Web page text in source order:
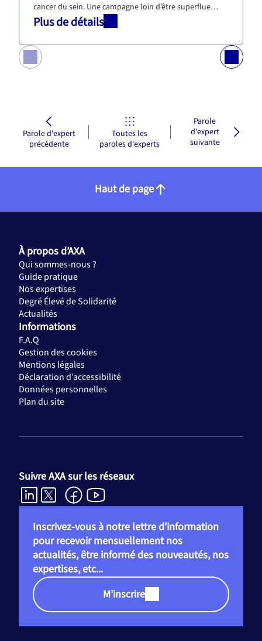
cancer du sein. Une campagne loin d’être superflue…
Plus de détails
Parole d'expert
précédente
Toutes les
paroles d'experts
Parole
d'expert
suivante
Haut de page
À propos d’AXA
Qui sommes-nous ?
Guide pratique
Nos expertises
Degré Élevé de Solidarité
Actualités
Informations
F.A.Q
Gestion des cookies
Mentions légales
Déclaration d’accessibilité
Données personnelles
Plan du site
Suivre AXA sur les réseaux
Inscrivez-vous à notre lettre d’information
pour recevoir mensuellement nos
actualités, être informé des nouveautés, nos
expertises, etc...
M'inscrire